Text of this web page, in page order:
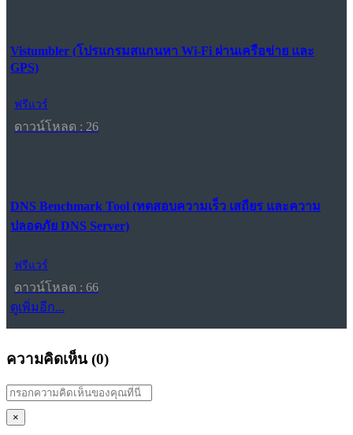
Vistumbler (โปรแกรมสแกนหา Wi-Fi ผ่านเครือข่าย และ
GPS)
ฟรีแวร์
ดาวน์โหลด : 26
DNS Benchmark Tool (ทดสอบความเร็ว เสถียร และความ
ปลอดภัย DNS Server)
ฟรีแวร์
ดาวน์โหลด : 66
ดูเพิ่มอีก...
ความคิดเห็น (0)
×